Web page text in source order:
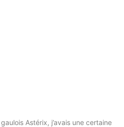
Astérix, j’avais une certaine